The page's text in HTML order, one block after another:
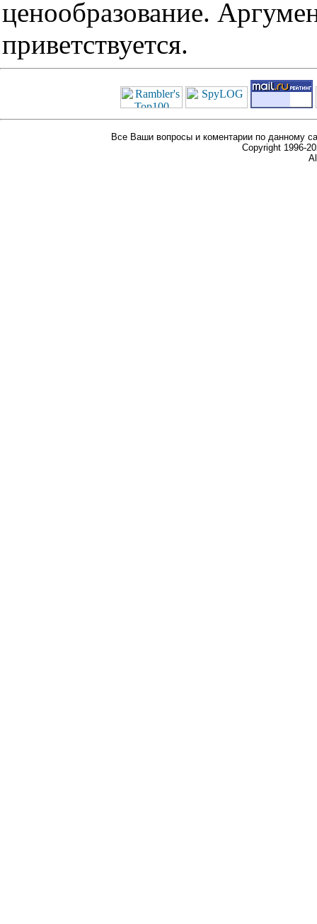
ценообразование.
приветствуется.
Все Ваши вопросы и коментарии по данному
Copyright 1996-